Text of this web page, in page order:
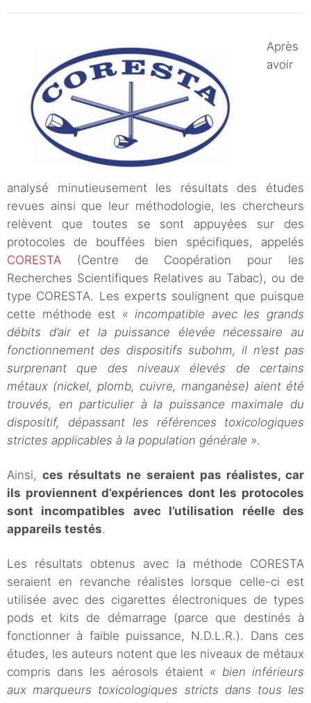
Après
avoir
analysé minutieusement les résultats des études
revues ainsi que leur méthodologie, les chercheurs
relèvent que toutes se sont appuyées sur des
protocoles de bouffées bien spécifiques, appelés
CORESTA (Centre de Coopération pour les
Recherches Scientifiques Relatives au Tabac), ou de
type CORESTA. Les experts soulignent que puisque
cette méthode est « incompatible avec les grands
débits d’air et la puissance élevée nécessaire au
fonctionnement des dispositifs subohm, il n’est pas
surprenant que des niveaux élevés de certains
métaux (nickel, plomb, cuivre, manganèse) aient été
trouvés, en particulier à la puissance maximale du
dispositif, dépassant les références toxicologiques
strictes applicables à la population générale ».
Ainsi,ces résultats ne seraient pas réalistes, car
ils proviennent d’expériences dont les protocoles
sont incompatibles avec l’utilisation réelle des
appareils testés.
Les résultats obtenus avec la méthode CORESTA
seraient en revanche réalistes lorsque celle-ci est
utilisée avec des cigarettes électroniques de types
pods et kits de démarrage (parce que destinés à
fonctionner à faible puissance, N.D.L.R.). Dans ces
études, les auteurs notent que les niveaux de métaux
compris dans les aérosols étaient « bien inférieurs
aux marqueurs toxicologiques stricts dans tous les